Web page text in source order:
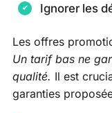
Ignorer les
Les offres
Un tarif bas ne
qualité. Il est
garanties